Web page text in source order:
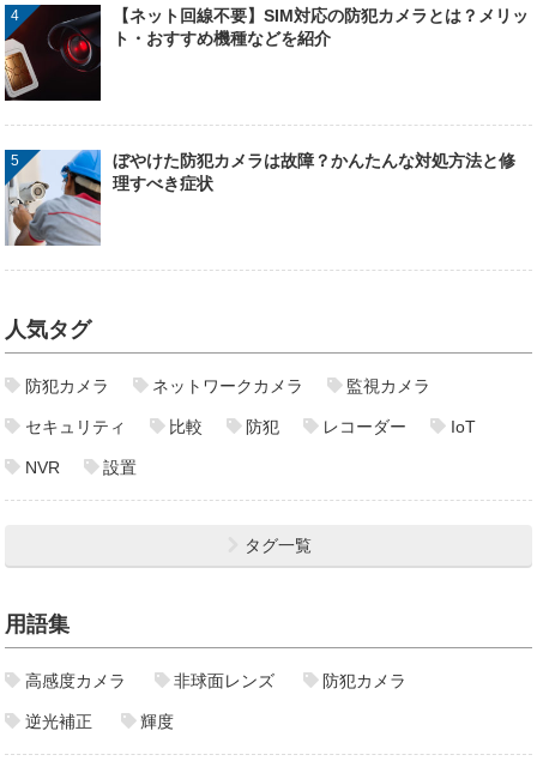
【ネット回線不要】SIM対応の防犯カメラとは？メリッ
ト・おすすめ機種などを紹介
ぼやけた防犯カメラは故障？かんたんな対処方法と修
理すべき症状
人気タグ
防犯カメラ ネットワークカメラ 監視カメラ
セキュリティ 比較 防犯 レコーダー IoT
NVR 設置
タグ一覧
用語集
高感度カメラ 非球面レンズ 防犯カメラ
逆光補正 輝度